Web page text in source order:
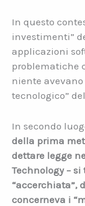
In questo
investimenti”
applicazioni
problematiche
niente
tecnologico”
In secondo
della prima
dettare legge
Technology –
“accerchiata”,
concerneva i